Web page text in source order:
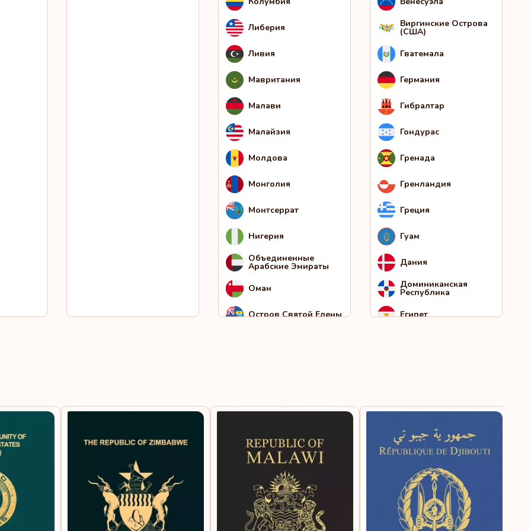
Либерия
Ливия
Мавритания
Малави
Малайзия
Молдова
Монголия
Монтсеррат
Нигерия
Объединенные
Арабские Эмираты
Оман
Остров Святой Елены
Сирия
Сомали
Суринам
Таджикистан
Виргинские Острова
(США)
Гватемала
Германия
Гибралтар
Гондурас
Гренада
Гренландия
Греция
Гуам
Дания
Доминиканская
Республика
Египет
Испания
Италия
Йемен
Кабо-Верде